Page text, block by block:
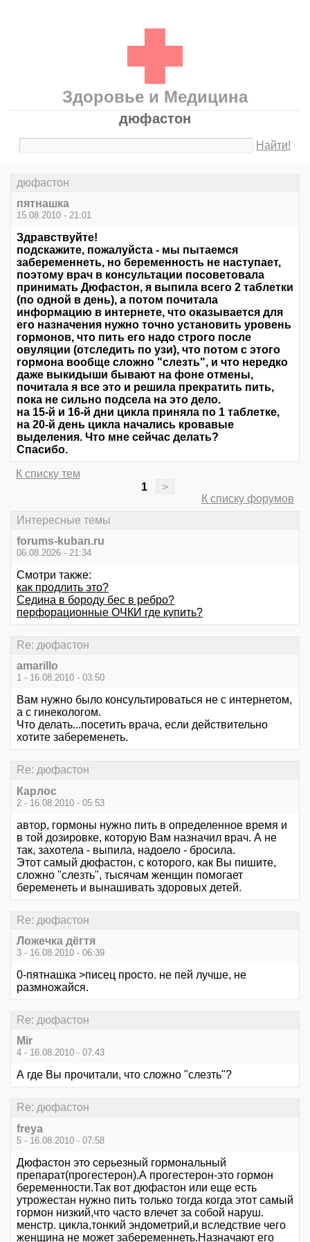
Здоровье и Медицина
дюфастон
Найти!
дюфастон
пятнашка
15.08.2010 - 21:01
Здравствуйте!
подскажите, пожалуйста - мы пытаемся
забеременнеть, но беременность не наступает,
поэтому врач в консультации посоветовала
принимать Дюфастон, я выпила всего 2 таблетки
(по одной в день), а потом почитала
информацию в интернете, что оказывается для
его назначения нужно точно установить уровень
гормонов, что пить его надо строго после
овуляции (отследить по узи), что потом с этого
гормона вообще сложно "слезть", и что нередко
даже выкидыши бывают на фоне отмены,
почитала я все это и решила прекратить пить,
пока не сильно подсела на это дело.
на 15-й и 16-й дни цикла приняла по 1 таблетке,
на 20-й день цикла начались кровавые
выделения. Что мне сейчас делать?
Спасибо.
К списку тем
1
>
К списку форумов
Интересные темы
forums-kuban.ru
06.08.2026 - 21:34
Смотри также:
как продлить это?
Седина в бороду бес в ребро?
перфорационные ОЧКИ где купить?
Re: дюфастон
amarillo
1 - 16.08.2010 - 03:50
Вам нужно было консультироваться не с интернетом,
а с гинекологом.
Что делать...посетить врача, если действительно
хотите забеременеть.
Re: дюфастон
Карлос
2 - 16.08.2010 - 05:53
автор, гормоны нужно пить в определенное время и
в той дозировке, которую Вам назначил врач. А не
так, захотела - выпила, надоело - бросила.
Этот самый дюфастон, с которого, как Вы пишите,
сложно "слезть", тысячам женщин помогает
беременеть и вынашивать здоровых детей.
Re: дюфастон
Ложечка дёгтя
3 - 16.08.2010 - 06:39
0-пятнашка >писец просто. не пей лучше, не
размножайся.
Re: дюфастон
Mir
4 - 16.08.2010 - 07:43
А где Вы прочитали, что сложно "слезть"?
Re: дюфастон
freya
5 - 16.08.2010 - 07:58
Дюфастон это серьезный гормональный
препарат(прогестерон).А прогестерон-это гормон
беременности.Так вот дюфастон или еще есть
утрожестан нужно пить только тогда когда этот самый
гормон низкий,что часто влечет за собой наруш.
менстр. цикла,тонкий эндометрий,и вследствие чего
женщина не может забеременнеть.Назначают его